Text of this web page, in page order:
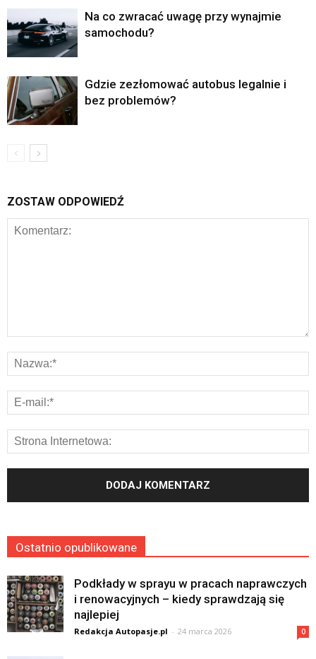
Na co zwracać uwagę przy wynajmie
samochodu?
Gdzie zezłomować autobus legalnie i
bez problemów?
ZOSTAW ODPOWIEDŹ
Ostatnio opublikowane
Podkłady w sprayu w pracach naprawczych
i renowacyjnych – kiedy sprawdzają się
najlepiej
Redakcja Autopasje.pl - 24 marca 2026 0